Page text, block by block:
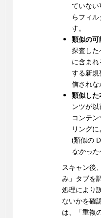
ていな
らフィ
す。
類似の
探査し
に含ま
する新規
信されな
類似した
ンツが
コンテ
リング
(類似の
なかった
スキャン後
み」タブを
処理により
ないかを確
は、「重複